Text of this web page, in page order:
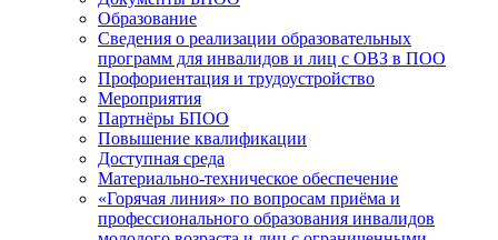
Образование
Сведения о реализации образовательных
программ для инвалидов и лиц с ОВЗ в ПОО
Профориентация и трудоустройство
Мероприятия
Партнёры БПОО
Повышение квалификации
Доступная среда
Материально-техническое обеспечение
«Горячая линия» по вопросам приёма и
профессионального образования инвалидов